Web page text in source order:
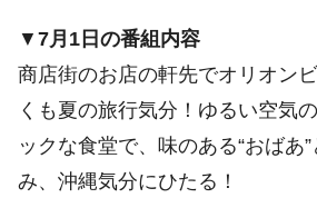
▼ 7月1日の番組内容
商店街のお店の軒先でオリオン
くも夏の旅行気分！ゆるい空気
ックな食堂で、味のある“おばあ
み、沖縄気分にひたる！